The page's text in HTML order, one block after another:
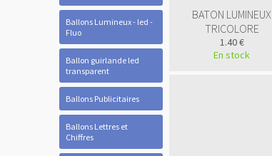
Ballons Lumineux - led -
Fluo
Ballon guirlande led
transparent
Ballons Publicitaires
Ballons Lettres et
Chiffres
BATON LUMINEUX
TRICOLORE
1.40 €
En stock